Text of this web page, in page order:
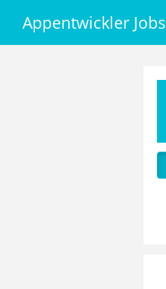
Appentwickler Jobs